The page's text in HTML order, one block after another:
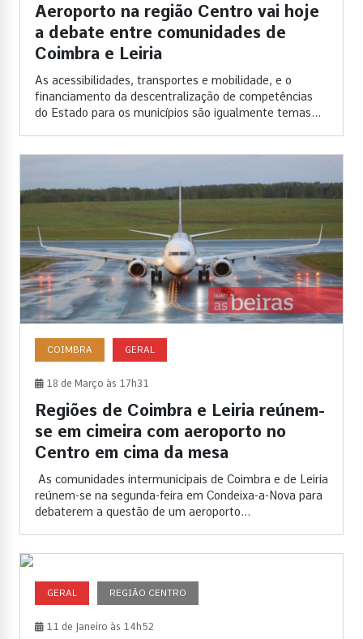
Aeroporto na região Centro vai hoje
a debate entre comunidades de
Coimbra e Leiria
As acessibilidades, transportes e mobilidade, e o
financiamento da descentralização de competências
do Estado para os municípios são igualmente temas...
COIMBRA GERAL
18 de Março às 17h31
Regiões de Coimbra e Leiria reúnem-
se em cimeira com aeroporto no
Centro em cima da mesa
As comunidades intermunicipais de Coimbra e de Leiria
reúnem-se na segunda-feira em Condeixa-a-Nova para
debaterem a questão de um aeroporto...
GERAL REGIÃO CENTRO
11 de Janeiro às 14h52